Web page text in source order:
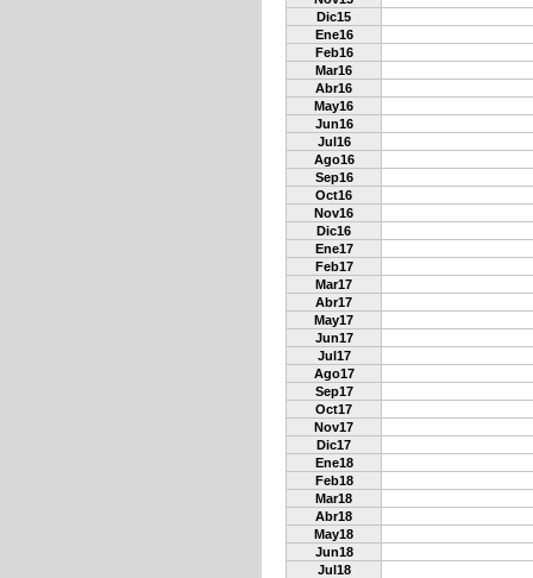
Dic15
Ene16
Feb16
Mar16
Abr16
May16
Jun16
Jul16
Ago16
Sep16
Oct16
Nov16
Dic16
Ene17
Feb17
Mar17
Abr17
May17
Jun17
Jul17
Ago17
Sep17
Oct17
Nov17
Dic17
Ene18
Feb18
Mar18
Abr18
May18
Jun18
Jul18